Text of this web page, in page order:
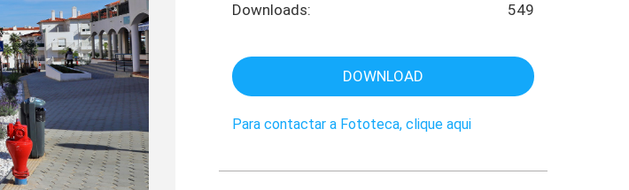
Downloads:
549
DOWNLOAD
Para contactar a Fototeca, clique aqui